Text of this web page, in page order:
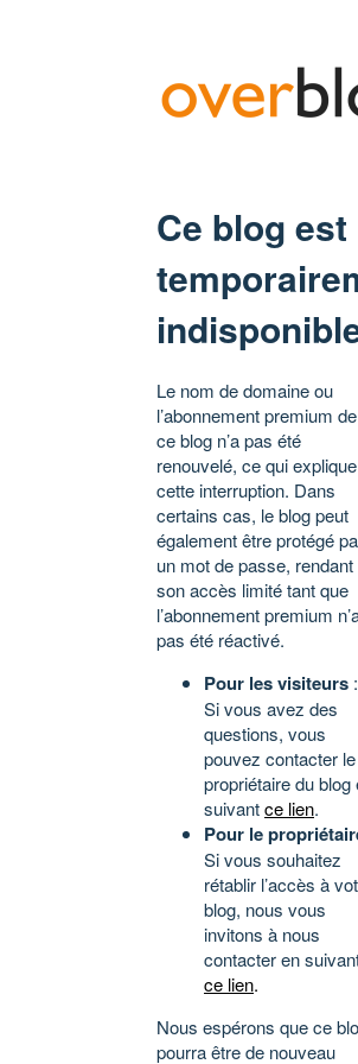
Ce blog est
Le nom de domaine ou
l’abonnement premium de
ce blog n’a pas été
renouvelé, ce qui explique
cette interruption. Dans
certains cas, le blog peut
également être protégé
un mot de passe, rendant
son accès limité tant que
l’abonnement premium
pas été réactivé.
Pour les visiteurs :
Si vous avez des
questions, vous
pouvez contacter le
propriétaire du blog
suivantce lien.
Pour le
Si vous souhaitez
rétablir l’accès à
blog, nous vous
invitons à nous
contacter en
ce lien.
Nous espérons que ce
pourra être de nouveau